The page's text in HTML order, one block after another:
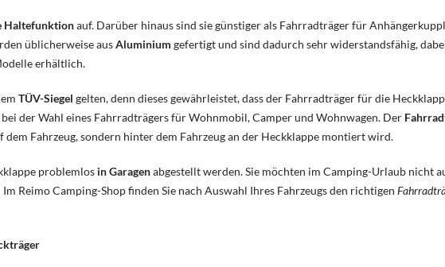
Haltefunktionauf. Darüber hinaus sind sie günstiger als Fahrradträger für
üblicherweise ausAluminium gefertigt und sind dadurch sehr widerstandsfähig,
erhältlich.
TÜV-Siegel gelten, denn dieses gewährleistet, dass der Fahrradträger für die
der Wahl eines Fahrradträgers für Wohnmobil, Camper und Wohnwagen. Der
Fahrzeug, sondern hinter dem Fahrzeug an der Heckklappe montiert wird.
problemlos in Garagenabgestellt werden. Sie möchten im Camping-Urlaub nicht
Reimo Camping-Shop finden Sie nach Auswahl Ihres Fahrzeugs den richtigen